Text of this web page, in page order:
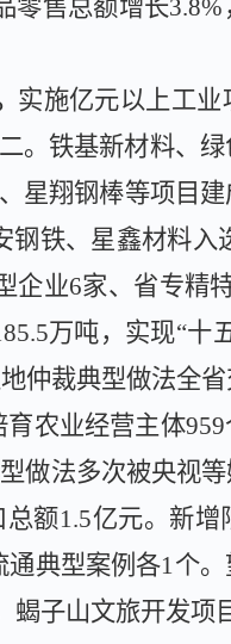
零售总额增长3.8%
实施亿元以上工业
。铁基新材料、绿
星翔钢棒等项目
钢铁、星鑫材料入
企业6家、省专精
万吨，实现“十
仲裁典型做法全省
育农业经营主体959
做法多次被央视
总额1.5亿元。新增
通典型案例各1个
子山文旅开发项